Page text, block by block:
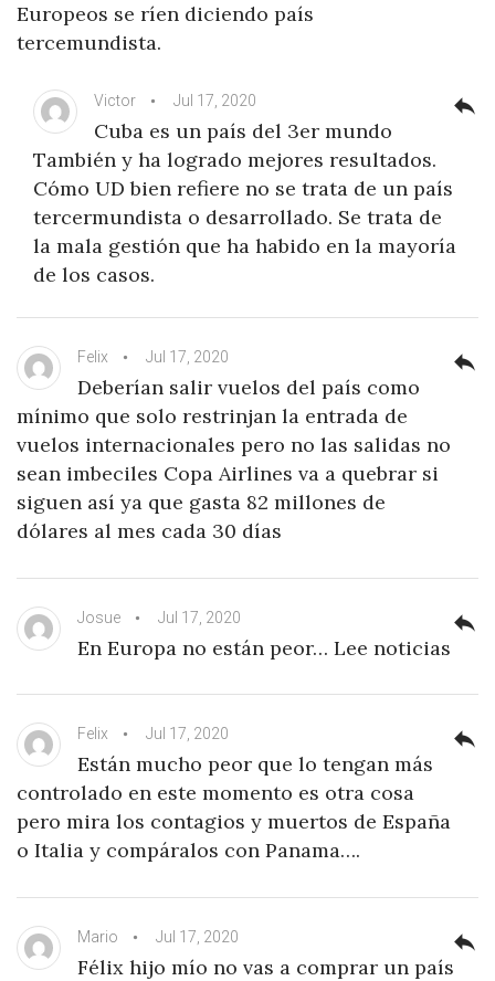
Europeos se ríen diciendo país
tercemundista.
Victor Jul 17, 2020
Cuba es un país del 3er mundo
También y ha logrado mejores resultados.
Cómo UD bien refiere no se trata de un país
tercermundista o desarrollado. Se trata de
la mala gestión que ha habido en la mayoría
de los casos.
reply
Felix Jul 17, 2020
Deberían salir vuelos del país como
mínimo que solo restrinjan la entrada de
vuelos internacionales pero no las salidas no
sean imbeciles Copa Airlines va a quebrar si
siguen así ya que gasta 82 millones de
dólares al mes cada 30 días
reply
Josue Jul 17, 2020
En Europa no están peor… Lee noticias
reply
Felix Jul 17, 2020
Están mucho peor que lo tengan más
controlado en este momento es otra cosa
pero mira los contagios y muertos de España
o Italia y compáralos con Panama….
reply
Mario Jul 17, 2020
Félix hijo mío no vas a comprar un país
reply